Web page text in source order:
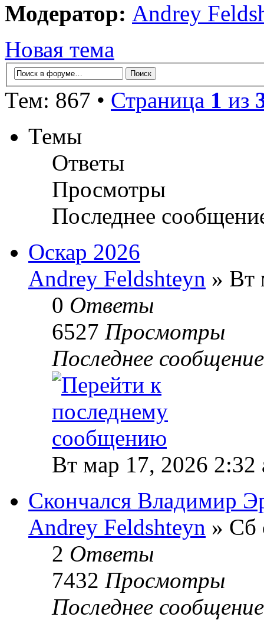
Модератор: Andrey
Новая тема
Тем: 867 • Страница 1 из
Темы
Ответы
Просмотры
Последнее
Оскар 2026
Andrey Feldshteyn » Вт
0 Ответы
6527 Просмотры
Последнее
Вт мар 17, 2026 2:32
Скончался Владимир
Andrey Feldshteyn » Сб
2 Ответы
7432 Просмотры
Последнее